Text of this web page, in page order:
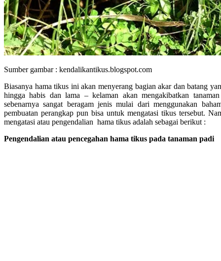
Sumber gambar : kendalikantikus.blogspot.com
Biasanya hama tikus ini akan menyerang bagian akar dan batang
hingga habis dan lama – kelaman akan mengakibatkan
sebenarnya sangat beragam jenis mulai dari menggunakan
pembuatan perangkap pun bisa untuk mengatasi tikus tersebut.
mengatasi atau pengendalian hama tikus adalah sebagai berikut :
Pengendalian atau pencegahan hama tikus pada tanaman padi